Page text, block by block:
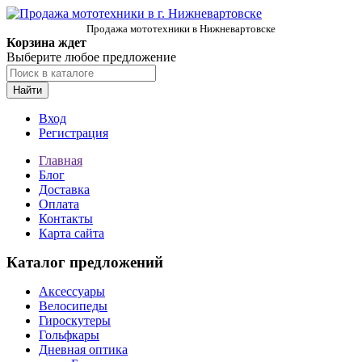
Продажа мототехники в Нижневартовске
Корзина ждет
Выберите любое предложение
Найти
Вход
Регистрация
Главная
Блог
Доставка
Оплата
Контакты
Карта сайта
Каталог предложений
Аксессуары
Велосипеды
Гироскутеры
Гольфкары
Дневная оптика